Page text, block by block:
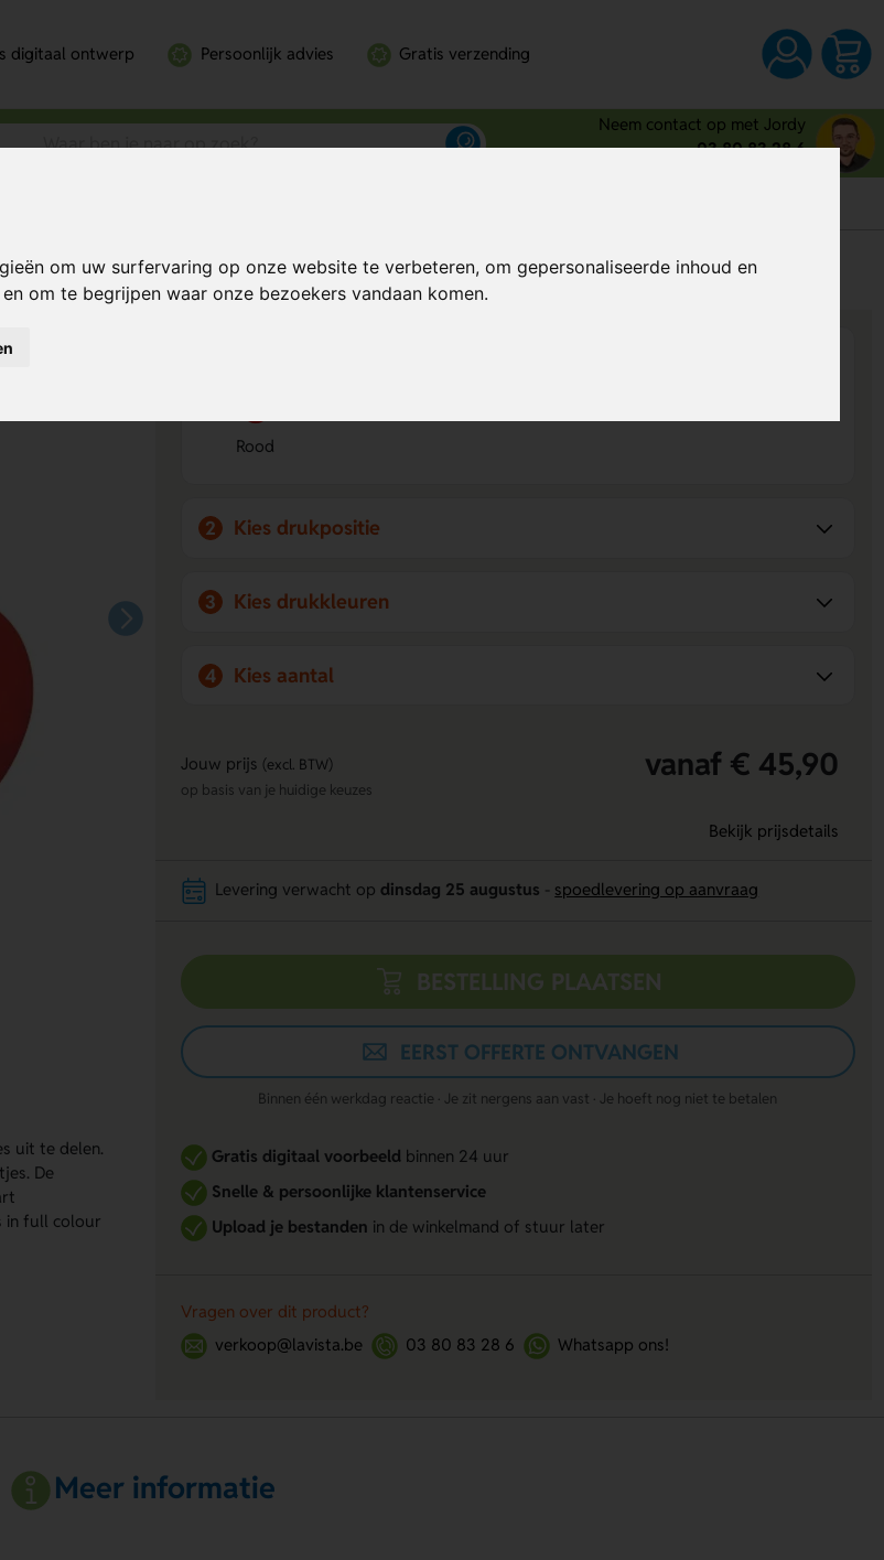
om uw surfervaring op onze website te verbeteren, om gepersonaliseerde inhoud en
om te begrijpen waar onze bezoekers vandaan komen.
digitaal ontwerp Persoonlijk advies Gratis verzending
Neem contact op met Jordy
03 80 83 28 6
uit te delen.
De
in full colour
Bereken mijn prijs Al vanaf€ 0,45per stuk (excl. BTW)
Rood
2 Kies drukpositie
3 Kies drukkleuren
4 Kies aantal
Jouw prijs (excl. BTW) vanaf € 45,90
op basis van je huidige keuzes
Bekijk prijsdetails
Levering verwacht op dinsdag 25 augustus spoedlevering op aanvraag
BESTELLING PLAATSEN
EERST OFFERTE ONTVANGEN
Binnen één werkdag reactie · Je zit nergens aan vast · Je hoeft nog niet te betalen
Gratis digitaal voorbeeld binnen 24 uur
Snelle & persoonlijke klantenservice
Upload je bestanden in de winkelmand of stuur later
Vragen over dit product?
verkoop@lavista.be
03 80 83 28 6 Whatsapp ons!
Meer informatie